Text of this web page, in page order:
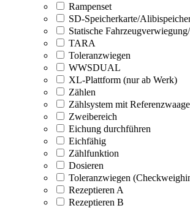
Rampenset
SD-Speicherkarte/
Statische
TARA
Toleranzwiegen
WWSDUAL
XL-Plattform (nur ab Werk)
Zählen
Zählsystem mit Referenzwaage
Zweibereich
Eichung durchführen
Eichfähig
Zählfunktion
Dosieren
Toleranzwiegen
Rezeptieren A
Rezeptieren B